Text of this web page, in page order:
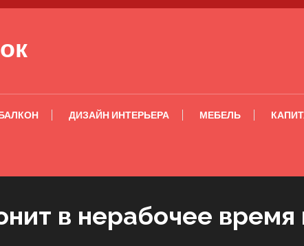
ДИЗАЙН ИНТЕРЬЕРА МЕБЕЛЬ
в нерабочее